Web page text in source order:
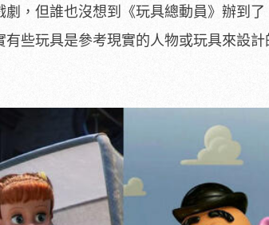
，但誰也沒想到《玩具總動員》辦到了
些玩具是參考現實的人物或玩具來設計